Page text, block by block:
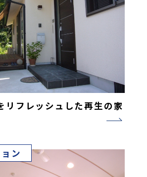
リフレッシュした再生の家
ン